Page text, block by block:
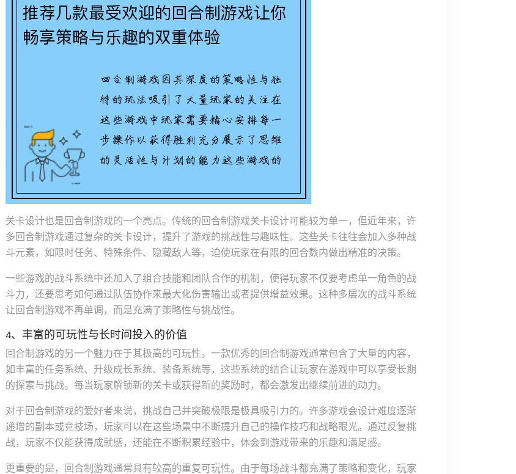
关卡设计也是回合制游戏的一个亮点。传统的回合制游戏关卡设计可能较为单一，但近年来，许
多回合制游戏通过复杂的关卡设计，提升了游戏的挑战性与趣味性。这些关卡往往会加入多种战
斗元素，如限时任务、特殊条件、隐藏敌人等，迫使玩家在有限的回合数内做出精准的决策。
一些游戏的战斗系统中还加入了组合技能和团队合作的机制，使得玩家不仅要考虑单一角色的战
斗力，还要思考如何通过队伍协作来最大化伤害输出或者提供增益效果。这种多层次的战斗系统
让回合制游戏不再单调，而是充满了策略性与挑战性。
4、丰富的可玩性与长时间投入的价值
回合制游戏的另一个魅力在于其极高的可玩性。一款优秀的回合制游戏通常包含了大量的内容，
如丰富的任务系统、升级成长系统、装备系统等，这些系统的结合让玩家在游戏中可以享受长期
的探索与挑战。每当玩家解锁新的关卡或获得新的奖励时，都会激发出继续前进的动力。
对于回合制游戏的爱好者来说，挑战自己并突破极限是极具吸引力的。许多游戏会设计难度逐渐
递增的副本或竞技场，玩家可以在这些场景中不断提升自己的操作技巧和战略眼光。通过反复挑
战，玩家不仅能获得成就感，还能在不断积累经验中，体会到游戏带来的乐趣和满足感。
更重要的是，回合制游戏通常具有较高的重复可玩性。由于每场战斗都充满了策略和变化，玩家